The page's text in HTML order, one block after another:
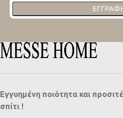
Εγγυημένη ποιότητα και
σπίτι !